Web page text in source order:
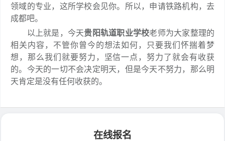
领域的专业，这所学校会见你。所以，申请铁路机构，去
成都吧。
以上就是，今天贵阳轨道职业学校老师为大家整理的
相关内容，不管你曾今的想法如何，只要我们怀揣着梦
想，那么我们就要努力，坚信一点，努力了就会有收获
的。今天的一切不会决定明天，但是今天不努力，那么明
天肯定是没有任何收获的。
在线报名